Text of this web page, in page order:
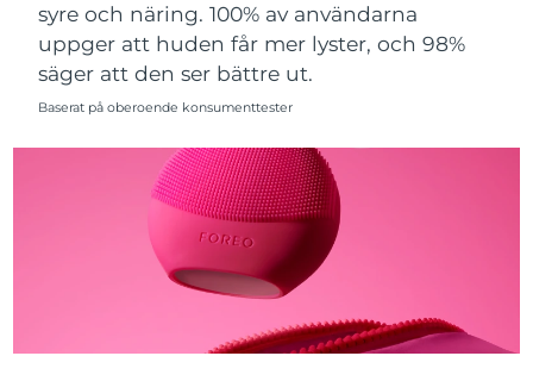
syre och näring. 100% av användarna
uppger att huden får mer lyster, och 98%
säger att den ser bättre ut.
Baserat på oberoende konsumenttester
Slovakien Förväntad leverans
Slovenien Förväntad leverans
Förväntad leverans
Förväntad leverans